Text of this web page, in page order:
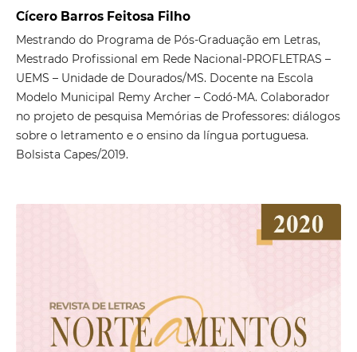
Cícero Barros Feitosa Filho
Mestrando do Programa de Pós-Graduação em Letras,
Mestrado Profissional em Rede Nacional-PROFLETRAS –
UEMS – Unidade de Dourados/MS. Docente na Escola
Modelo Municipal Remy Archer – Codó-MA. Colaborador
no projeto de pesquisa Memórias de Professores: diálogos
sobre o letramento e o ensino da língua portuguesa.
Bolsista Capes/2019.